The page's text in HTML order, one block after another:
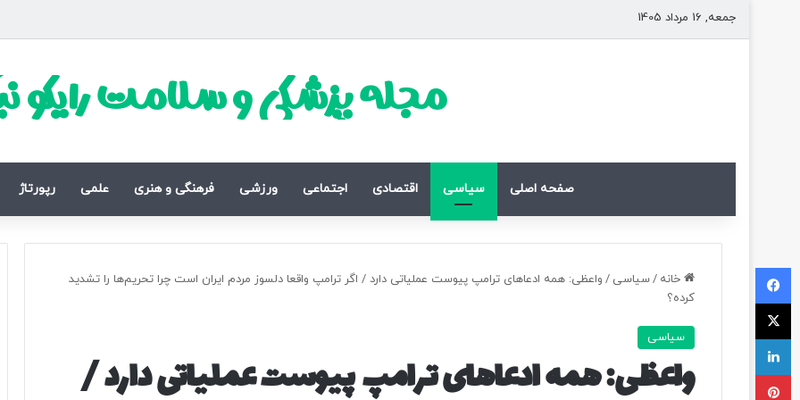
جمعه, 16 مرداد 1405
مجله پزشکی و سلامت رایکو
صفحه اصلی سیاسی اقتصادی اجتماعی ورزشی فرهنگی و هنری علمی رپورتاژ
خانه /سیاسی / واعظی: همه ادعاهای ترامپ پیوست عملیاتی دارد / اگر ترامپ واقعا دلسوز مردم ایران است چرا تحریم‌ها را تشدید
کرده؟
سیاسی
واعظی: همه ادعاهای ترامپ پیوست عملیاتی دارد /